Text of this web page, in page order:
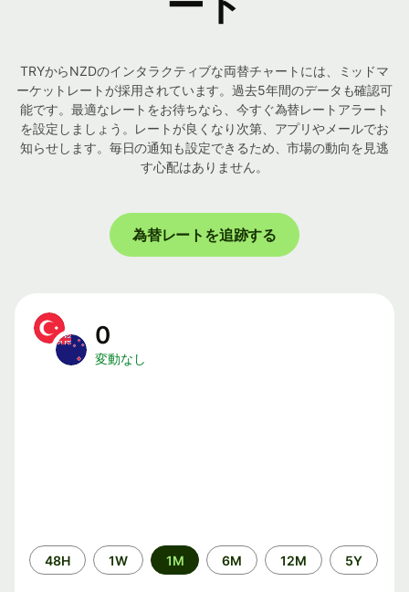
TRYからNZDのインタラクティブな両替チャートには、ミッドマ
ーケットレートが採用されています。過去5年間のデータも確認可
能です。最適なレートをお待ちなら、今すぐ為替レートアラート
を設定しましょう。レートが良くなり次第、アプリやメールでお
知らせします。毎日の通知も設定できるため、市場の動向を見逃
す心配はありません。
為替レートを追跡する
0
変動なし
期
間
48H 1W 1M 6M 12M 5Y